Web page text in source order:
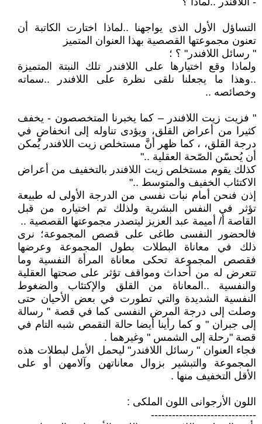
التساؤل الأول الذى يواجهنا ..لماذا اختارت الكاتبة أن
تعنون مجموعتها القصصية بهذا العنوان المتميز
" رسائل اللافندر" ؟ ؛
ولماذا وقع اختيارها على اللافندر تلك النبتة المتميزة
..وهذا ما يجعلنا نلقى نظرة على اللافندر ..سماته
وخصائصه ..
" فزيت زيت اللافندر – كما يخبرنا المتخصصون - يخفف
كثيرا من أعراض القلق، ويؤدى تناوله إلى انخفاضٍ في
درجة القلق، ، كما ظهر أنَّ مستخلص زيت اللافندر يُمكن
أن يُحسّن الصّحة العقلية .."
كذلك يقوم مستخلص زيت اللافندر بالتخفيف من أعراض
الاكتئاب الخفيف والمتوسط .."
إذن فنحن أمام نبات نفسى من الدرجة الأولى له طبيعة
تؤثر في النفس البشرية ولذلك تم اختياره من قبل
القاصة أ/ أميمة عبد العزيز ليتصدر مجموعتها القصصية ..
فالحضور النفسى طاغى على قصص المجموعة؛ نرى
ذلك في معاناة البطلات بطول المجموعة وعرضها
فقصص المجموعة تحكى معاناة المرأة النفسية وما
تتعرض له من أحداث ومواقف تؤثر على صحتها العقلية
والنفسية ..المعاناة من القلق والإكتئاب والضغوط
النفسية الشديدة والتي تطورت في بعض الأحيان حتى
وصلت إلى درجة المرض النفسى كما في قصة " رسالة
إلى جبران " و كما رأينا أيضا حالة التقمص شبه التام في
قصة "رحلة إلى الشمس " وغيرهما .
فجاء العنوان " رسائل اللافندر" ليحمل الأمل لبطلات هذه
المجموعة والتبشير بزوال معاناتهن وآلامهن أو على
الأقل التخفيف منها .
اللون الأرجوانى اللون الملكى :
------------------------------